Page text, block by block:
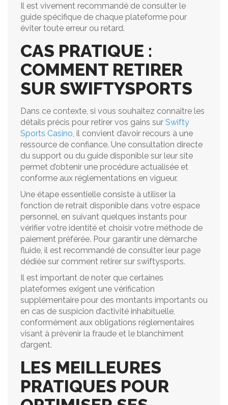
Il est vivement recommandé de consulter le
guide spécifique de chaque plateforme pour
éviter toute erreur ou retard.
CAS PRATIQUE :
COMMENT RETIRER
SUR SWIFTYSPORTS
Dans ce contexte, si vous souhaitez connaître les
détails précis pour retirer vos gains sur Swifty
Sports Casino, il convient d’avoir recours à une
ressource de confiance. Une consultation directe
du support ou du guide disponible sur leur site
permet d’obtenir une procédure actualisée et
conforme aux réglementations en vigueur.
Une étape essentielle consiste à utiliser la
fonction de retrait disponible dans votre espace
personnel, en suivant quelques instants pour
vérifier votre identité et choisir votre méthode de
paiement préférée. Pour garantir une démarche
fluide, il est recommandé de consulter leur page
dédiée sur comment retirer sur swiftysports.
Il est important de noter que certaines
plateformes exigent une vérification
supplémentaire pour des montants importants ou
en cas de suspicion d’activité inhabituelle,
conformément aux obligations réglementaires
visant à prévenir la fraude et le blanchiment
d’argent.
LES MEILLEURES
PRATIQUES POUR